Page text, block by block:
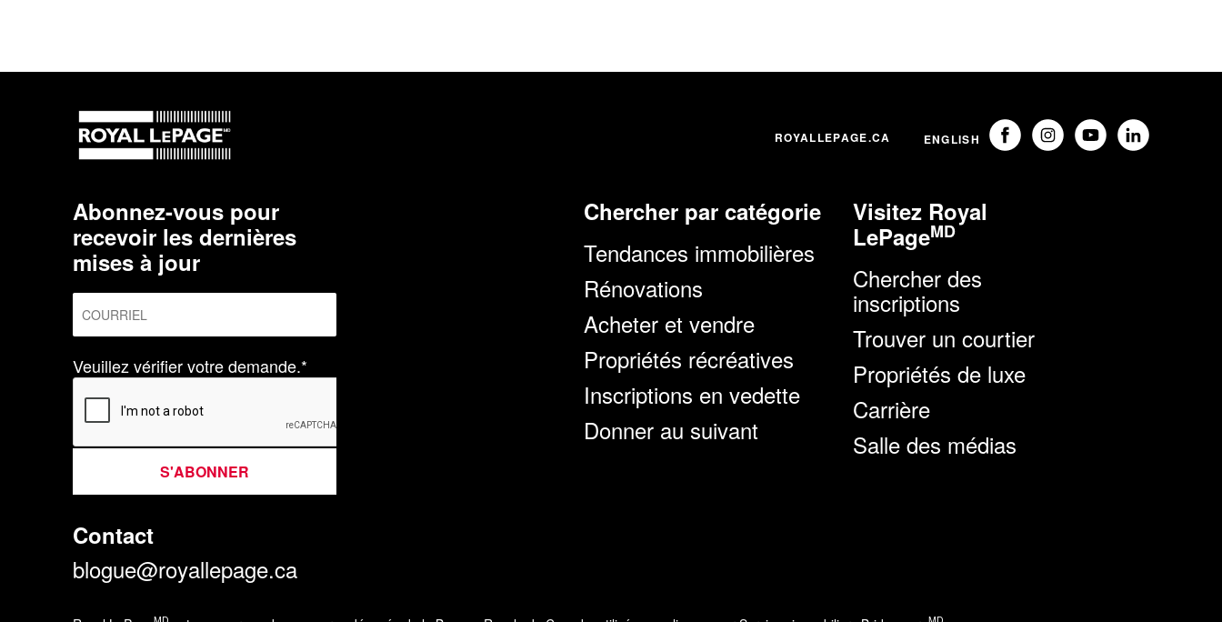
ROYALLEPAGE.CA ENGLISH
Abonnez-vous pour
recevoir les dernières
mises à jour
Veuillez vérifier votre demande.*
S'ABONNER
Contact
blogue@royallepage.ca
Chercher par catégorie
Tendances immobilières
Rénovations
Acheter et vendre
Propriétés récréatives
Inscriptions en vedette
Donner au suivant
Visitez Royal
LePageMD
Chercher des
inscriptions
Trouver un courtier
Propriétés de luxe
Carrière
Salle des médias